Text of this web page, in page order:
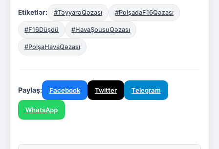
Etiketlər: #TəyyarəQəzası #PolşadaF16Qəzası
#F16Düşdü #HavaŞousuQəzası
#PolşaHavaQəzası
Paylaş: Facebook Twitter Telegram
WhatsApp